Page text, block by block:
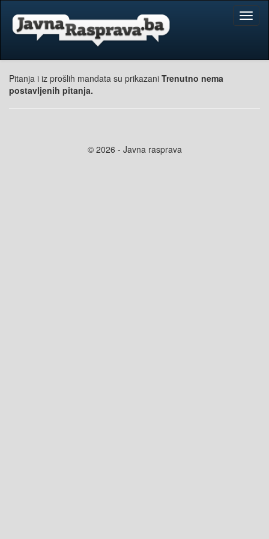
Pitanja i iz prošlih mandata su prikazani Trenutno nema
postavljenih pitanja.
© 2026 - Javna rasprava